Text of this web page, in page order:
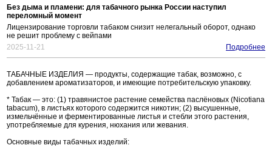
Без дыма и пламени: для табачного рынка России наступил
переломный момент
Лицензирование торговли табаком снизит нелегальный оборот, однако
не решит проблему с вейпами
2025-11-21
Подробнее
ТАБАЧНЫЕ ИЗДЕЛИЯ — продукты, содержащие табак, возможно, с
добавлением ароматизаторов, и имеющие потребительскую упаковку.
* Табак — это: (1) травянистое растение семейства паслёновых (Nicotiana
tabacum), в листьях которого содержится никотин; (2) высушенные,
измельчённые и ферментированные листья и стебли этого растения,
употребляемые для курения, нюхания или жевания.
Основные виды табачных изделий: